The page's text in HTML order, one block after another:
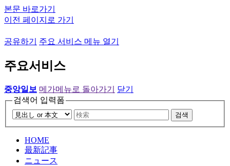
본문 바로가기
이전 페이지로 가기
공유하기 주요 서비스 메뉴 열기
주요서비스
중앙일보 메가메뉴로 돌아가기
닫기
검색어 입력폼
검색
HOME
最新記事
ニュース